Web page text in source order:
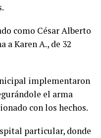
como César Alberto
a Karen A., de 32
implementaron
el arma
con los hechos.
particular, donde